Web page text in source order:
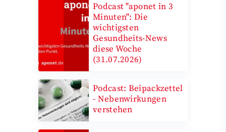
Podcast "aponet in 3
Minuten": Die
wichtigsten
Gesundheits-News
diese Woche
(31.07.2026)
Podcast: Beipackzettel
- Nebenwirkungen
verstehen